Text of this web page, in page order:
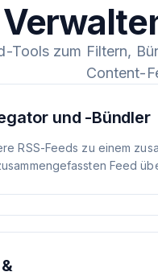
Tools zum Filtern,
Content-
und -Bündler
RSS-Feeds zu einem
Feed